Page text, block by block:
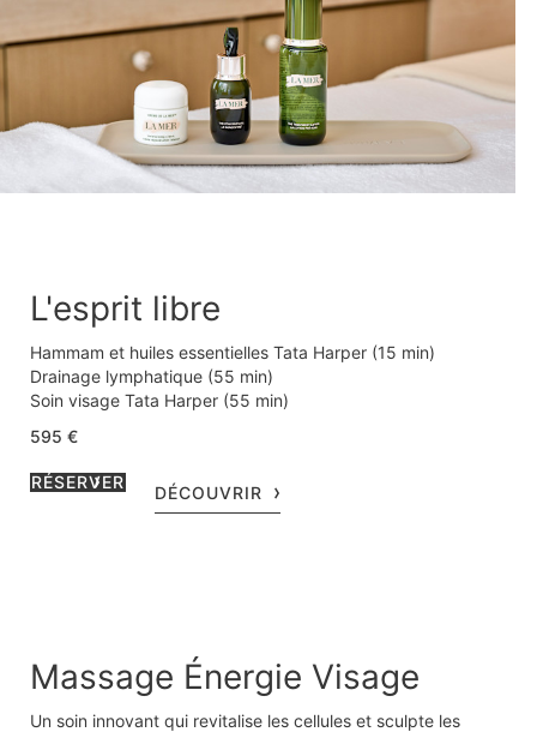
L'esprit libre
Hammam et huiles essentielles Tata Harper (15 min)
Drainage lymphatique (55 min)
Soin visage Tata Harper (55 min)
Bristol (30 min)
595 €
RÉSERVER
DÉCOUVRIR
Massage Énergie Visage
Un soin innovant qui revitalise les cellules et sculpte les